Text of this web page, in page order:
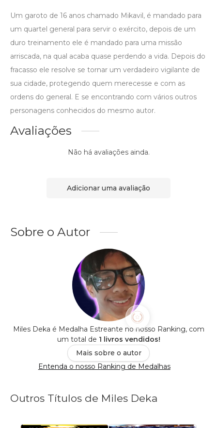
Um garoto de 16 anos chamado Mikavil, é mandado para
um quartel general para servir o exército, depois de um
duro treinamento ele é mandado para uma missão
arriscada, na qual acaba quase perdendo a vida. Depois do
fracasso ele resolve se tornar um verdadeiro vigilante de
sua cidade, protegendo quem merecesse e com as
ordens do general. E se encontrando com vários outros
personagens conhecidos do mesmo autor.
Avaliações
Não há avaliações ainda.
Adicionar uma avaliação
Sobre o Autor
Miles Deka é Medalha Estreante no nosso Ranking, com
um total de 1 livros vendidos!
Mais sobre o autor
Entenda o nosso Ranking de Medalhas
Outros Títulos de Miles Deka